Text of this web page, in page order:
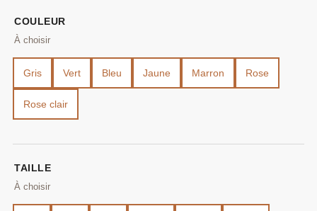
COULEUR
Gris Vert Bleu Jaune Marron Rose
Rose clair
TAILLE